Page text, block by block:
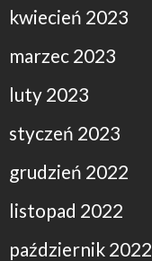
kwiecień 2023
marzec 2023
luty 2023
styczeń 2023
grudzień 2022
listopad 2022
październik 2022